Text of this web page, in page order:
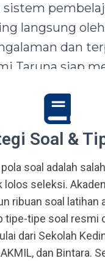
sistem
langsung
dan
Taruna siap
impian
serta
bangsa.
Soal &
soal adalah
lolos seleksi.
ribuan soal latihan
tipe-tipe soal resmi
dari Sekolah
dan Bintara.